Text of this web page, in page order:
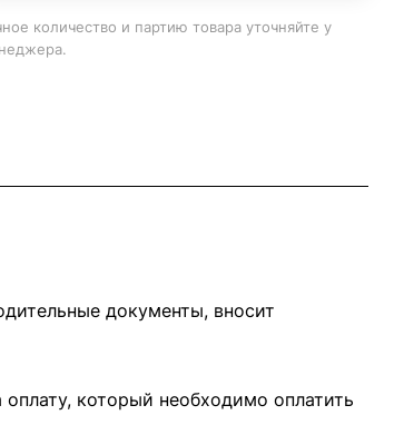
количество и партию товара уточняйте у
документы, вносит
который необходимо оплатить